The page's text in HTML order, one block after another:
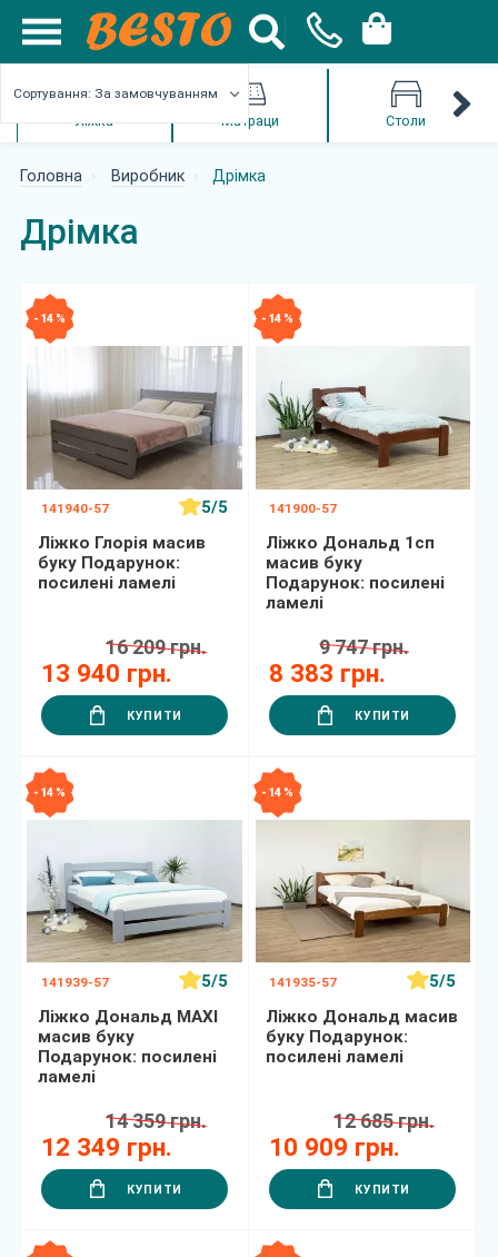
Ліжка Матраци Столи
Головна Виробник Дрімка
Дрімка
Сортування: За замовчуванням
- 14 %
141940-57
5/5
Ліжко Глорія масив
буку Подарунок:
посилені ламелі
13 940 грн.
16 209 грн.
КУПИТИ
- 14 %
141900-57
Ліжко Дональд 1сп
масив буку
Подарунок: посилені
ламелі
8 383 грн.
9 747 грн.
КУПИТИ
- 14 %
141939-57
5/5
Ліжко Дональд MAXI
масив буку
Подарунок: посилені
ламелі
12 349 грн.
14 359 грн.
КУПИТИ
- 14 %
141935-57
5/5
Ліжко Дональд масив
буку Подарунок:
посилені ламелі
10 909 грн.
12 685 грн.
КУПИТИ